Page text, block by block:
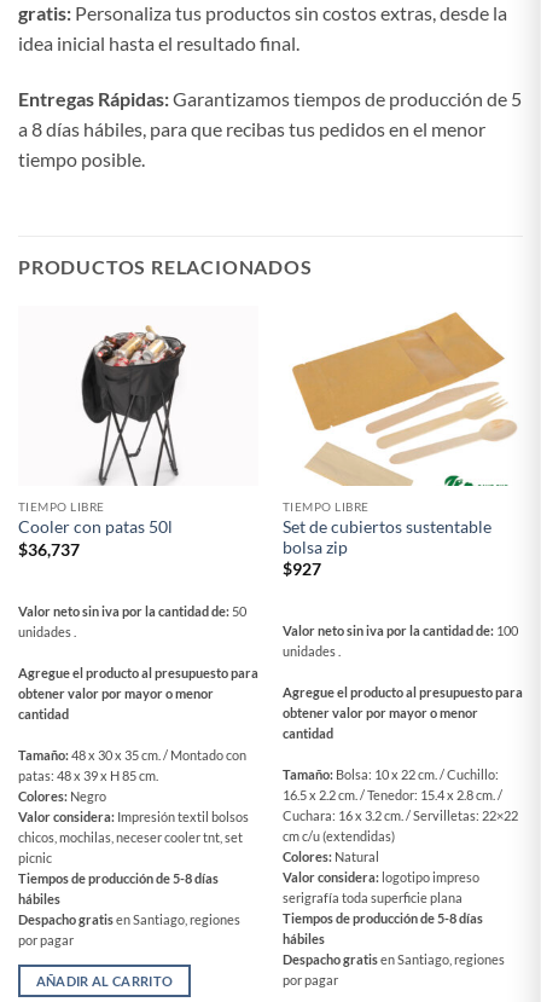
gratis: Personaliza tus productos sin costos extras, desde la
idea inicial hasta el resultado final.
Entregas Rápidas:Garantizamos tiempos de producción de 5
a 8 días hábiles, para que recibas tus pedidos en el menor
tiempo posible.
PRODUCTOS RELACIONADOS
TIEMPO LIBRE
Cooler con patas 50l
$36,737
Valor neto sin iva por la cantidad de: 50
unidades .
Agregue el producto al presupuesto para
obtener valor por mayor o menor
cantidad
Tamaño:48 x 30 x 35 cm. / Montado con
patas: 48 x 39 x H 85 cm.
Colores: Negro
Valor considera: Impresión textil bolsos
chicos, mochilas, neceser cooler tnt, set
picnic
Tiempos de producción de 5-8 días
hábiles
Despacho gratisen Santiago, regiones
por pagar
AÑADIR AL CARRITO
TIEMPO LIBRE
Set de cubiertos sustentable
bolsa zip
$927
Valor neto sin iva por la cantidad de: 100
unidades .
Agregue el producto al presupuesto para
obtener valor por mayor o menor
cantidad
Tamaño: Bolsa: 10 x 22 cm. / Cuchillo:
16.5 x 2.2 cm. / Tenedor: 15.4 x 2.8 cm. /
Cuchara: 16 x 3.2 cm. / Servilletas: 22×22
cm c/u (extendidas)
Colores: Natural
Valor considera: logotipo impreso
serigrafía toda superficie plana
Tiempos de producción de 5-8 días
hábiles
Despacho gratisen Santiago, regiones
por pagar